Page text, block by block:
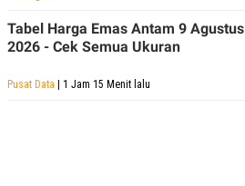
Tabel Harga Emas Antam 9 Agustus
2026 - Cek Semua Ukuran
Pusat Data | 1 Jam 15 Menit lalu